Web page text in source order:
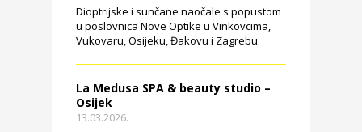
Dioptrijske i sunčane naočale s popustom
u poslovnica Nove Optike u Vinkovcima,
Vukovaru, Osijeku, Đakovu i Zagrebu.
La Medusa SPA & beauty studio –
Osijek
13.03.2026.